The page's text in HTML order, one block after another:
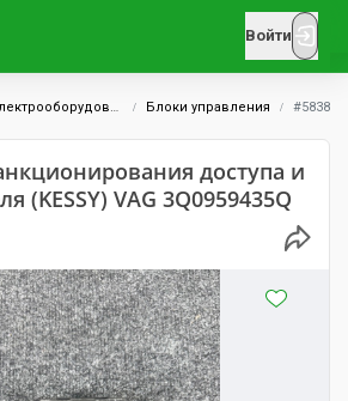
Войти
Блоки управления #5838
доступа и
(KESSY) VAG 3Q0959435Q